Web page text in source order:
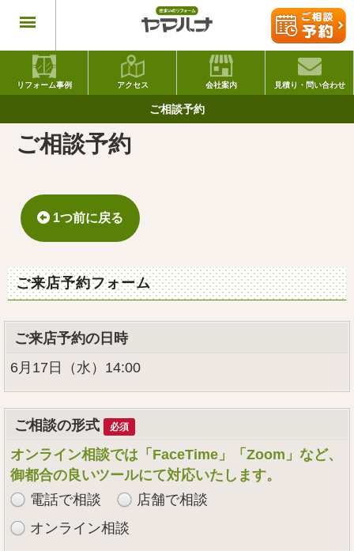
リフォーム事例 アクセス 会社案内 見積り・問い合わせ
ご相談予約
ご相談予約
1つ前に戻る
ご来店予約フォーム
ご来店予約の日時
6月17日（水）14:00
ご相談の形式 必須
オンライン相談では「FaceTime」「Zoom」など、
御都合の良いツールにて対応いたします。
電話で相談
店舗で相談
オンライン相談